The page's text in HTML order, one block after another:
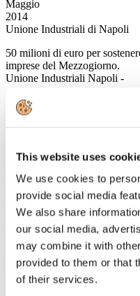
This website uses
We use cookies to
provide social media
We also share
our social media,
may combine it with
provided to them or that
of their services.
Maggio
2014
Unione Industriali di Napoli
50 milioni di euro per
imprese del Mezzogiorno.
Unione Industriali Napoli -
A tanto ammontano le
programma triennale che
messo a punto dalla DGIAI
oggi 6 maggio presso
dell’internazionalizzazione
Leggi tutto...
2014
Confindustria Bari